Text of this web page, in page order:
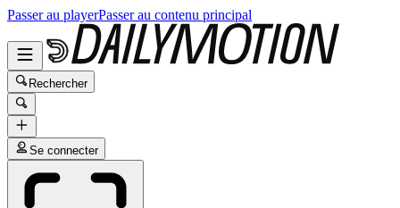
Passer au playerPasser au contenu principal
Rechercher
Se connecter